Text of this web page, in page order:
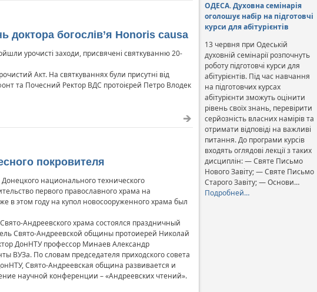
доктора богослів’я Honoris causa
урочисті заходи, присвячені святкуванню 20-
Акт. На святкуваннях були присутні від
та Почесний Ректор ВДС протоієрей Петро Влодек
покровителя
национального технического
первого православного храма на
в этом году на купол новосооруженного храма был
Андреевского храма состоялся праздничный
Свято-Андреевской общины протоиерей Николай
ДонНТУ профессор Минаев Александр
ВУЗа. По словам председателя приходского совета
Свято-Андреевская община развивается и
научной конференции – «Андреевских чтений».
ОДЕСА. Духовна семінарія
оголошує набір на підготовчі
курси для абітурієнтів
13 червня при Одеській
духовній семінарії розпочнуть
роботу підготовчі курси для
абітурієнтів. Під час навчання
на підготовчих курсах
абітурієнти зможуть оцінити
рівень своїх знань, перевірити
серйозність власних намірів та
отримати відповіді на важливі
питання. До програми курсів
входять оглядові лекції з таких
дисциплін: — Святе Письмо
Нового Завіту; — Святе Письмо
Старого Завіту; — Основи…
Подробней…